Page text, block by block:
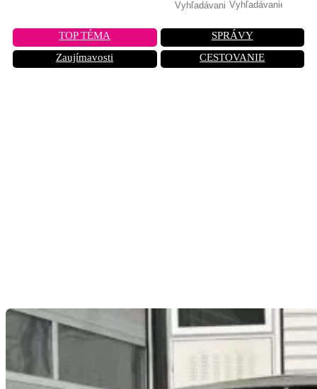
TOP TÉMA
SPRÁVY
Zaujímavosti
CESTOVANIE